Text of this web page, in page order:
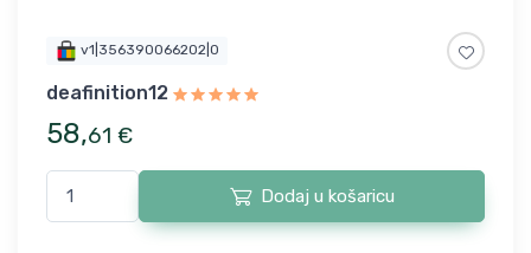
v1|356390066202|0
deafinition12
58,61 €
Dodaj u košaricu